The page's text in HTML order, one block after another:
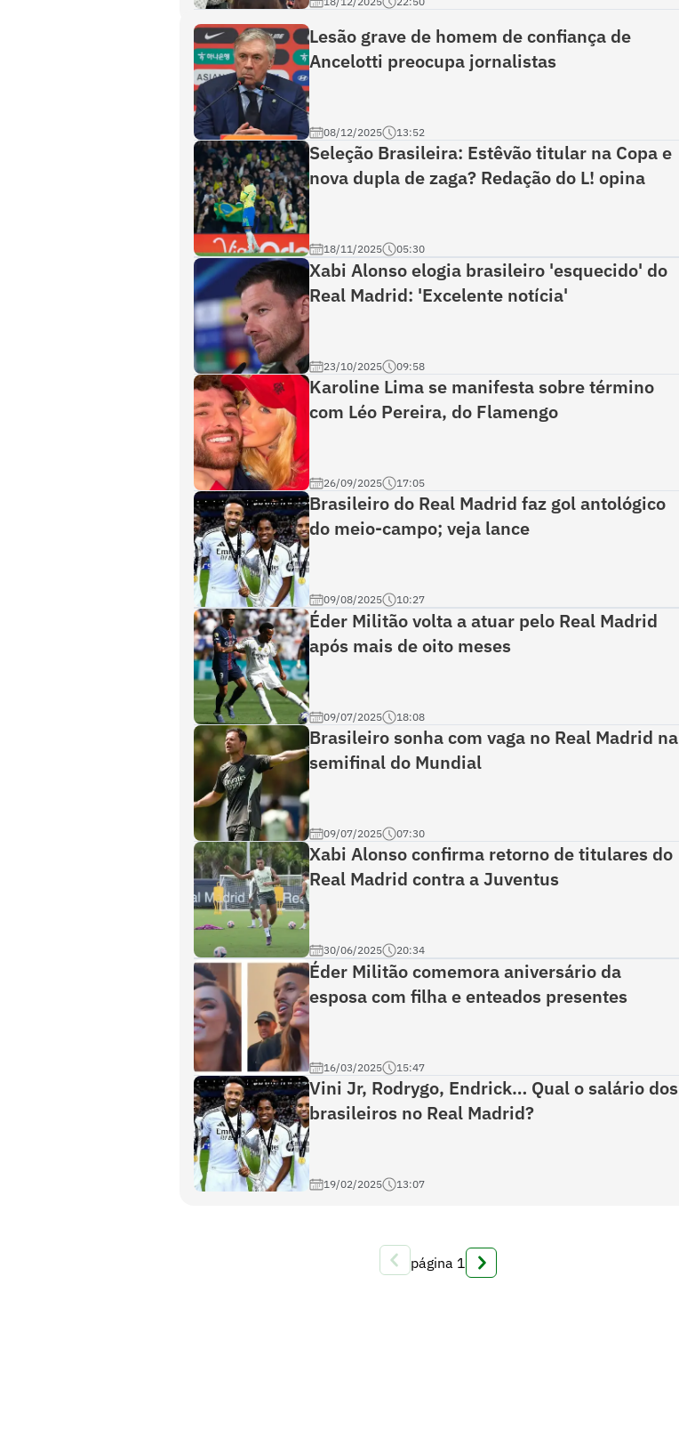
Lesão grave de homem de confiança de
Ancelotti preocupa jornalistas
08/12/2025 13:52
Seleção Brasileira: Estêvão titular na Copa e
nova dupla de zaga? Redação do L! opina
18/11/2025 05:30
Xabi Alonso elogia brasileiro 'esquecido' do
Real Madrid: 'Excelente notícia'
23/10/2025 09:58
Karoline Lima se manifesta sobre término
com Léo Pereira, do Flamengo
26/09/2025 17:05
Brasileiro do Real Madrid faz gol antológico
do meio-campo; veja lance
09/08/2025 10:27
Éder Militão volta a atuar pelo Real Madrid
após mais de oito meses
09/07/2025 18:08
Brasileiro sonha com vaga no Real Madrid na
semifinal do Mundial
09/07/2025 07:30
Xabi Alonso confirma retorno de titulares do
Real Madrid contra a Juventus
30/06/2025 20:34
Éder Militão comemora aniversário da
esposa com filha e enteados presentes
16/03/2025 15:47
Vini Jr, Rodrygo, Endrick… Qual o salário dos
brasileiros no Real Madrid?
19/02/2025 13:07
página 1